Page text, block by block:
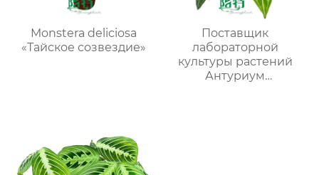
Monstera deliciosa
«Тайское созвездие»
Поставщик
лабораторной
культуры растений
Антуриум